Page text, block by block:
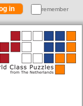
remember